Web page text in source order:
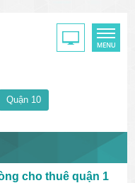
Quận 10
cho thuê quận 1